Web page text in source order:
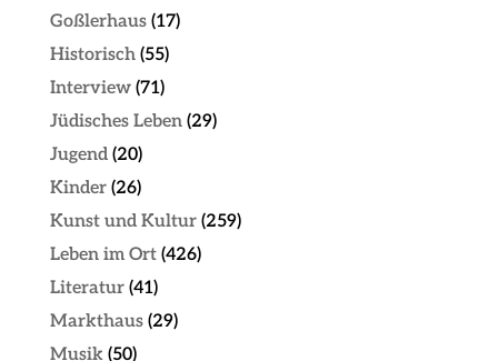
Goßlerhaus(17)
Historisch(55)
Interview(71)
Jüdisches Leben(29)
Jugend(20)
Kinder(26)
Kunst und Kultur(259)
Leben im Ort(426)
Literatur(41)
Markthaus(29)
Musik(50)